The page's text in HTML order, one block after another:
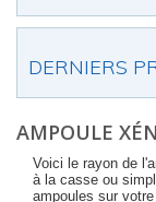
DERNIERS
AMPOULE
Voici le rayon de
à la casse ou
ampoules sur